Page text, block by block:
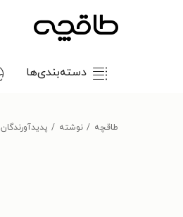
دسته‌بندی‌ها
طاقچه نوشته پدیدآورندگان